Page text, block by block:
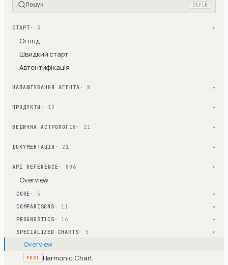
Пошук Ctrl K
СТАРТ · 3 ▾
Огляд
Швидкий старт
Автентифікація
НАЛАШТУВАННЯ АГЕНТА · 8 ▾
ПРОДУКТИ · 12 ▾
ВЕДИЧНА АСТРОЛОГІЯ · 11 ▾
ДОКУМЕНТАЦІЯ · 21 ▾
API REFERENCE · 806 ▾
Overview
CORE · 5 ▾
COMPARISONS · 11 ▾
PROGNOSTICS · 16 ▾
SPECIALIZED CHARTS· 5 ▾
Overview
POST Harmonic Chart